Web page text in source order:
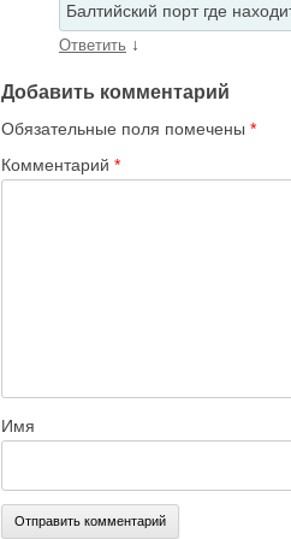
Балтийский порт где
Ответить ↓
Добавить комментарий
Обязательные поля помечены *
Комментарий *
Имя